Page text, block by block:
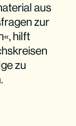
aus
zur
hilft
zu